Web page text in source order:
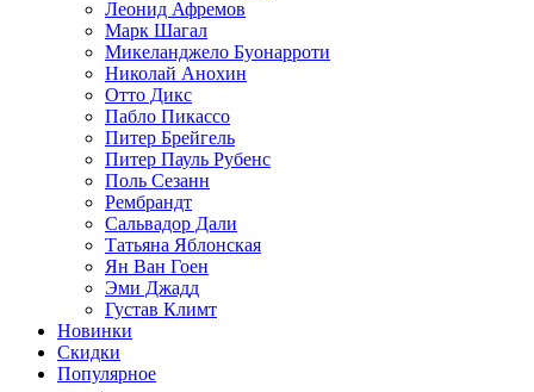
Леонид Афремов
Марк Шагал
Микеланджело Буонарроти
Николай Анохин
Отто Дикс
Пабло Пикассо
Питер Брейгель
Питер Пауль Рубенс
Поль Сезанн
Рембрандт
Сальвадор Дали
Татьяна Яблонская
Ян Ван Гоен
Эми Джадд
Густав Климт
Новинки
Скидки
Популярное